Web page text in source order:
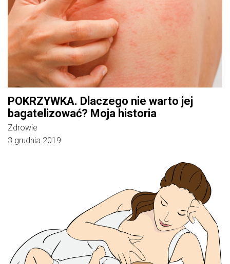
POKRZYWKA. Dlaczego nie warto jej
bagatelizować? Moja historia
Zdrowie
3 grudnia 2019